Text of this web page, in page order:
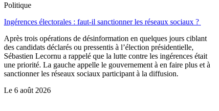
Politique
Ingérences électorales : faut-il sanctionner les réseaux sociaux ?
Après trois opérations de désinformation en quelques jours ciblant
des candidats déclarés ou pressentis à l’élection présidentielle,
Sébastien Lecornu a rappelé que la lutte contre les ingérences était
une priorité. La gauche appelle le gouvernement à en faire plus et à
sanctionner les réseaux sociaux participant à la diffusion.
Le 6 août 2026